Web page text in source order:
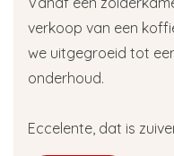
verkoop van een
we uitgegroeid tot
onderhoud.
Eccelente, dat is